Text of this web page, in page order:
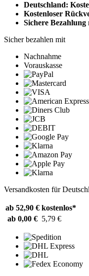
Deutschland:
Kostenloser
Sichere Bezahlung
Sicher bezahlen mit
Nachnahme
Vorauskasse
Versandkosten für
ab 52,90 € kostenlos*
ab 0,00 € 5,79 €